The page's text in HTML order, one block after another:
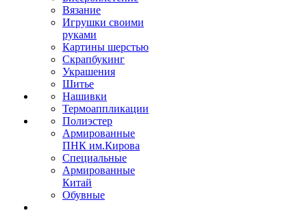
Вязание
Игрушки своими
руками
Картины шерстью
Скрапбукинг
Украшения
Шитье
Нашивки
Термоаппликации
Полиэстер
Армированные
ПНК им.Кирова
Специальные
Армированные
Китай
Обувные